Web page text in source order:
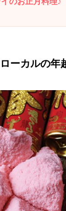
ーカルの年